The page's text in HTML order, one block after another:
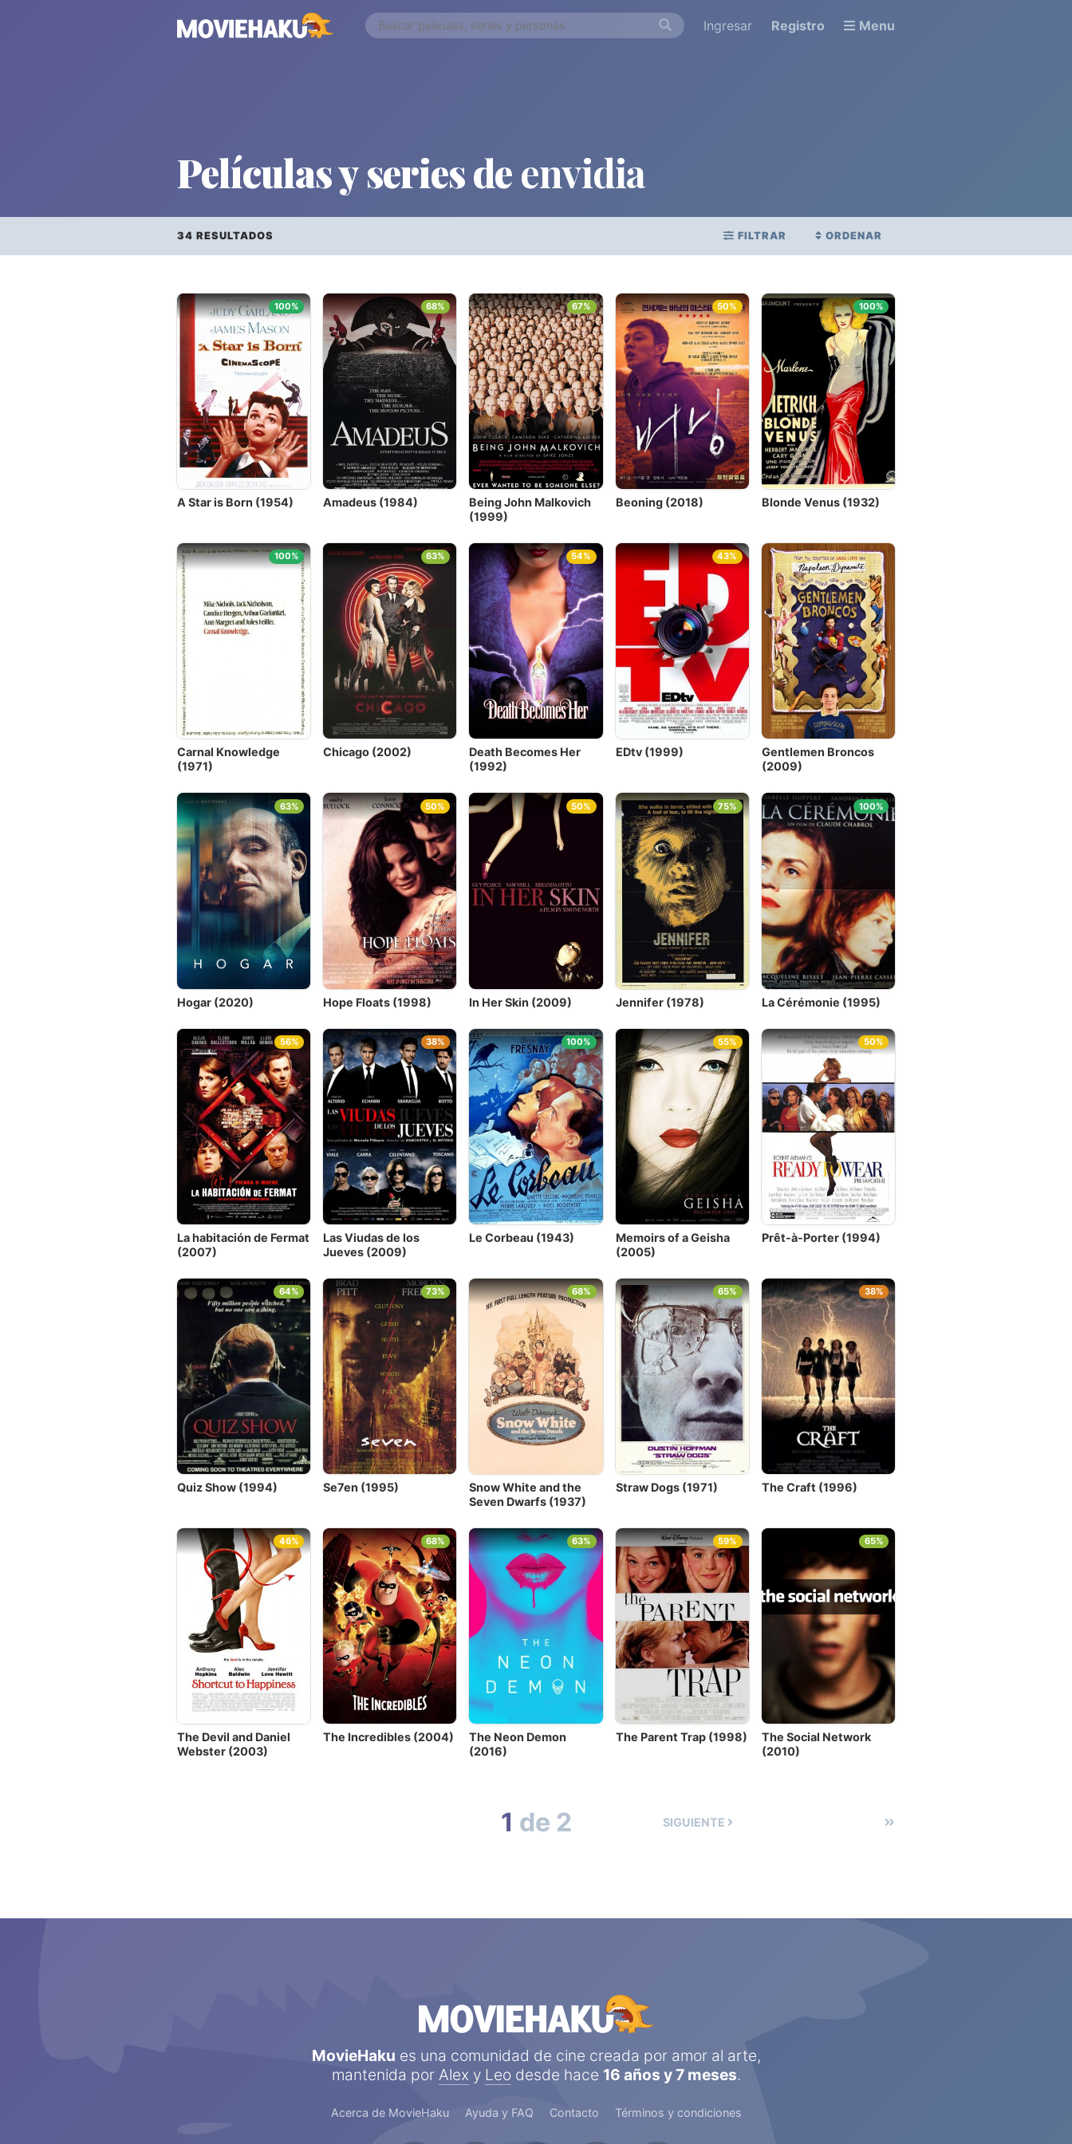
Ingresar Registro Menu
Películas y series deenvidia
34 RESULTADOS FILTRAR ORDENAR
×
Todo Géneros Países Desde... Hasta...
Ver todo
A Star is Born (1954)
100%
Amadeus (1984)
68%
Being John Malkovich
(1999)
67%
Beoning (2018)
50%
Blonde Venus (1932)
100%
Carnal Knowledge
(1971)
100%
Chicago (2002)
63%
Death Becomes Her
(1992)
54%
EDtv (1999)
43%
Gentlemen Broncos
(2009)
Hogar (2020)
63%
Hope Floats (1998)
50%
In Her Skin (2009)
50%
Jennifer (1978)
75%
La Cérémonie (1995)
100%
La habitación de Fermat
(2007)
56%
Las Viudas de los
Jueves (2009)
38%
Le Corbeau (1943)
100%
Memoirs of a Geisha
(2005)
55%
Prêt-à-Porter (1994)
50%
Quiz Show (1994)
64%
Se7en (1995)
73%
Snow White and the
Seven Dwarfs (1937)
68%
Straw Dogs (1971)
65%
The Craft (1996)
38%
The Devil and Daniel
Webster (2003)
46%
The Incredibles (2004)
68%
The Neon Demon
(2016)
63%
The Parent Trap (1998)
59%
The Social Network
(2010)
65%
1 de 2 SIGUIENTE
MovieHaku es una comunidad de cine creada por amor al arte,
mantenida por Alex y Leodesde hace 16 años y 7 meses.
Acerca de MovieHaku Ayuda y FAQ Contacto Términos y condiciones